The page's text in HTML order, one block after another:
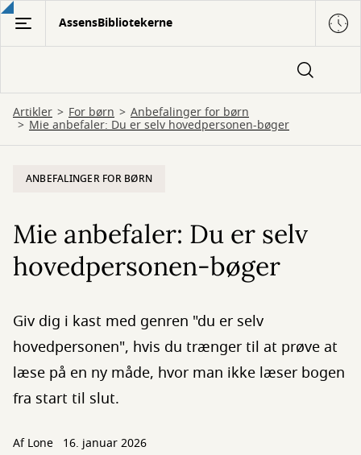
Gå
hovedindhold
AssensBibliotekerne
Artikler For børn Anbefalinger for børn
Mie anbefaler: Du er selv hovedpersonen-bøger
ANBEFALINGER FOR BØRN
Mie anbefaler: Du er selv
hovedpersonen-bøger
Giv dig i kast med genren "du er selv
hovedpersonen", hvis du trænger til at prøve at
læse på en ny måde, hvor man ikke læser bogen
fra start til slut.
AfLone 16. januar 2026